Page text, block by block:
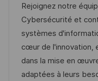
ó
n
a
c
i
ó
n
h
a
d
e
p
u
e
e
m
p
l
e
t
e
g
o
r
í
Rejoignez notre
Cybersécurité et
systèmes
cœur de l'innovation,
dans la mise en
adaptées à leurs